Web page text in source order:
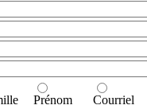
Prénom Courriel